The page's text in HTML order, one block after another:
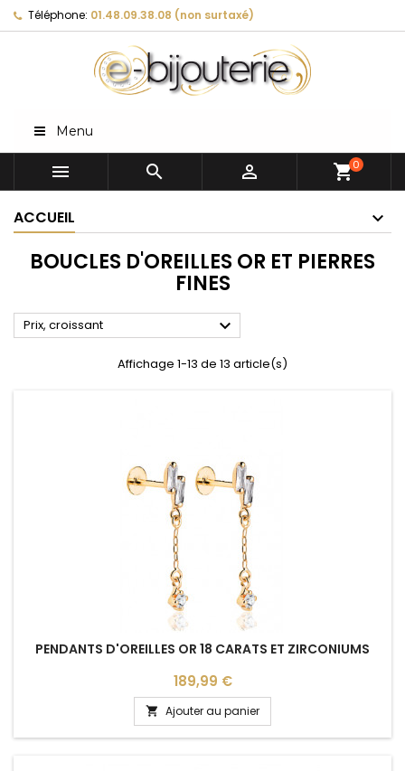
Téléphone: 01.48.09.38.08 (non surtaxé)
Menu
   shopping_cart0
ACCUEIL
BOUCLES D'OREILLES OR ET PIERRES
FINES
Prix, croissant 
Affichage 1-13 de 13 article(s)
PENDANTS D'OREILLES OR 18 CARATS ET ZIRCONIUMS
Prix
189,99 €
 Ajouter au panier